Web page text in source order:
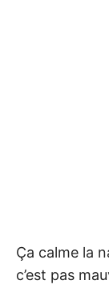
Ça calme la
c’est pas